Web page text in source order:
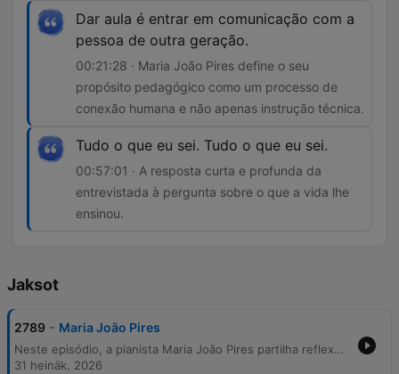
Dar aula é entrar em comunicação com a
pessoa de outra geração.
00:21:28 · Maria João Pires define o seu
propósito pedagógico como um processo de
conexão humana e não apenas instrução técnica.
Tudo o que eu sei. Tudo o que eu sei.
00:57:01 · A resposta curta e profunda da
entrevistada à pergunta sobre o que a vida lhe
ensinou.
Jaksot
2789 - Maria João Pires
Neste episódio, a pianista Maria João Pires partilha reflexões profundas sobre a sua ligação à natureza, o impacto da tecnologia e os desafios do progresso digital na capacidade de atenção humana. A conversa explora a evolução do piano moderno, a importância da pedagogia musical como forma de conexão entre gerações e a necessidade de renovação artística constante. A entrevista percorre também a trajetória pessoal da artista, abordando temas como o isolamento decorrente da carreira, as suas vivências internacionais e o seu interesse passado pela medicina. Através de mensagens de outros músicos, como Salvador Sobral, o episódio celebra a essência da música viva e a experiência partilhada entre intérprete e público.
31 heinäk. 2026